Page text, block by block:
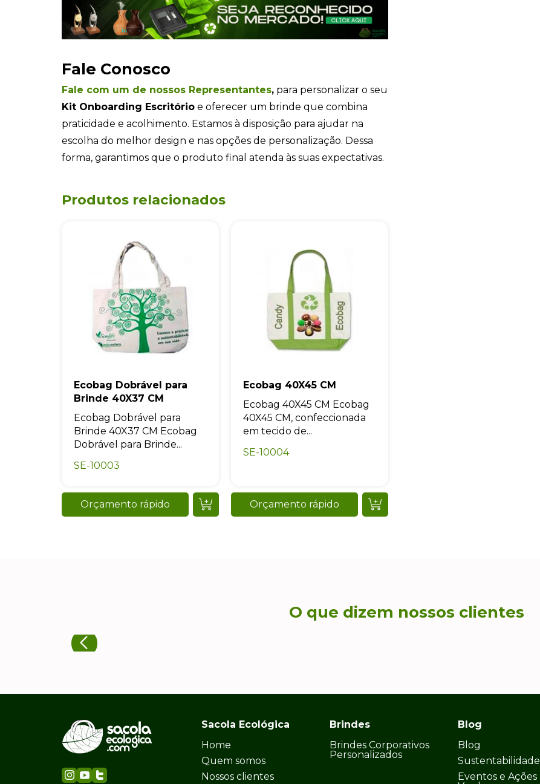
Fale Conosco
Fale com um de nossos Representantes, para personalizar o seu
Kit Onboarding Escritório e oferecer um brinde que combina
praticidade e acolhimento. Estamos à disposição para ajudar na
escolha do melhor design e nas opções de personalização. Dessa
forma, garantimos que o produto final atenda às suas expectativas.
Produtos relacionados
Ecobag Dobrável para
Brinde 40X37 CM
Ecobag Dobrável para
Brinde 40X37 CM Ecobag
Dobrável para Brinde...
SE-10003
Orçamento rápido
Ecobag 40X45 CM
Ecobag 40X45 CM Ecobag
40X45 CM, confeccionada
em tecido de...
SE-10004
Orçamento rápido
O que dizem nossos clientes
Sacola Ecológica
Home
Quem somos
Nossos clientes
Brindes
Brindes Corporativos
Personalizados
Blog
Blog
Sustentabilidade
Eventos e Ações
Eu concordo em receber comunicações.
A nossa empresa está comprometida a proteger e respeitar sua
privacidade, utilizaremos seus dados apenas para fins de
marketing. Você pode alterar suas preferências a qualquer